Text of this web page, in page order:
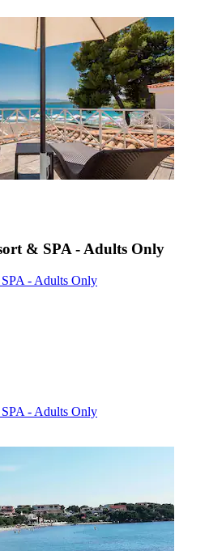
& SPA - Adults Only
- Adults Only
- Adults Only